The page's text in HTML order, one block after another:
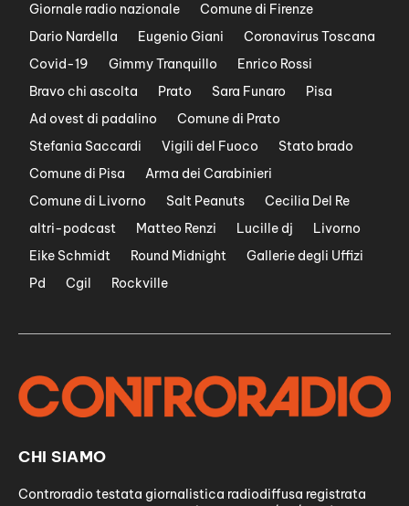
Giornale radio nazionale
Comune di Firenze
Dario Nardella
Eugenio Giani
Coronavirus Toscana
Covid-19
Gimmy Tranquillo
Enrico Rossi
Bravo chi ascolta
Prato Sara Funaro
Pisa
Ad ovest di padalino
Comune di Prato
Stefania Saccardi
Vigili del Fuoco
Stato brado
Comune di Pisa
Arma dei Carabinieri
Comune di Livorno
Salt Peanuts
Cecilia Del Re
altri-podcast
Matteo Renzi Lucille dj
Livorno
Eike Schmidt
Round Midnight
Gallerie degli Uffizi
Pd
Cgil Rockville
CHI SIAMO
Controradio testata giornalistica radiodiffusa registrata